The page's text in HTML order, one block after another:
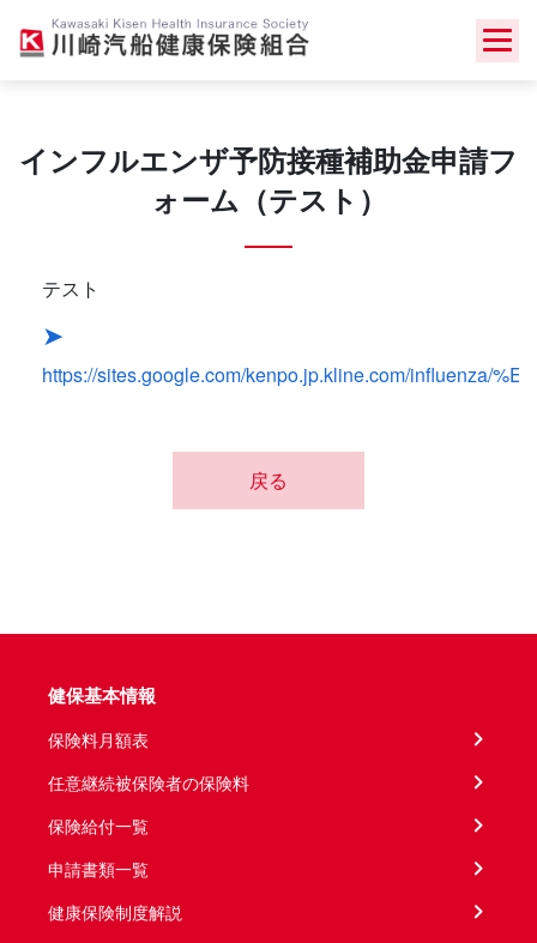
インフルエンザ予防接種補助金申請フ
ォーム（テスト）
テスト
https://sites.google.com/kenpo.jp.kline.com/influenza/
戻る
健保基本情報
保険料月額表
任意継続被保険者の保険料
保険給付一覧
申請書類一覧
健康保険制度解説